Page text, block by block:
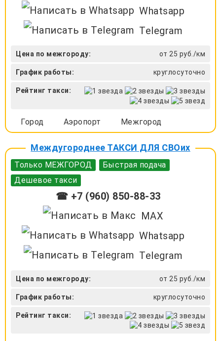
Whatsapp
Telegram
Цена по межгороду: от 25 руб./км
График работы: круглосуточно
Рейтинг такси:
Город Аэропорт Межгород
Междугороднее ТАКСИ ДЛЯ СВОих
Только МЕЖГОРОД
Быстрая подача
Дешевое такси
☎ +7 (960) 850-88-33
MAX
Whatsapp
Telegram
Цена по межгороду: от 25 руб./км
График работы: круглосуточно
Рейтинг такси: